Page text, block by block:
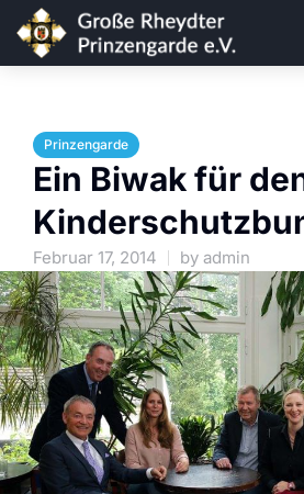
Prinzengarde
Ein Biwak für
Februar 17, 2014 by admin